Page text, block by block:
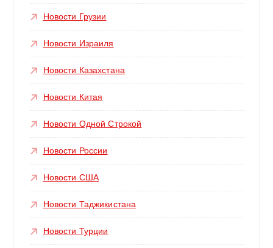
Новости Грузии
Новости Израиля
Новости Казахстана
Новости Китая
Новости Одной Строкой
Новости России
Новости США
Новости Таджикистана
Новости Турции